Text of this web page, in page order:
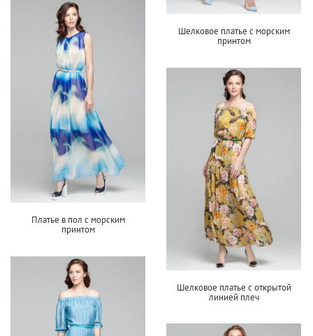
Шелковое платье с морским
принтом
Платье в пол с морским
принтом
Шелковое платье с открытой
линией плеч